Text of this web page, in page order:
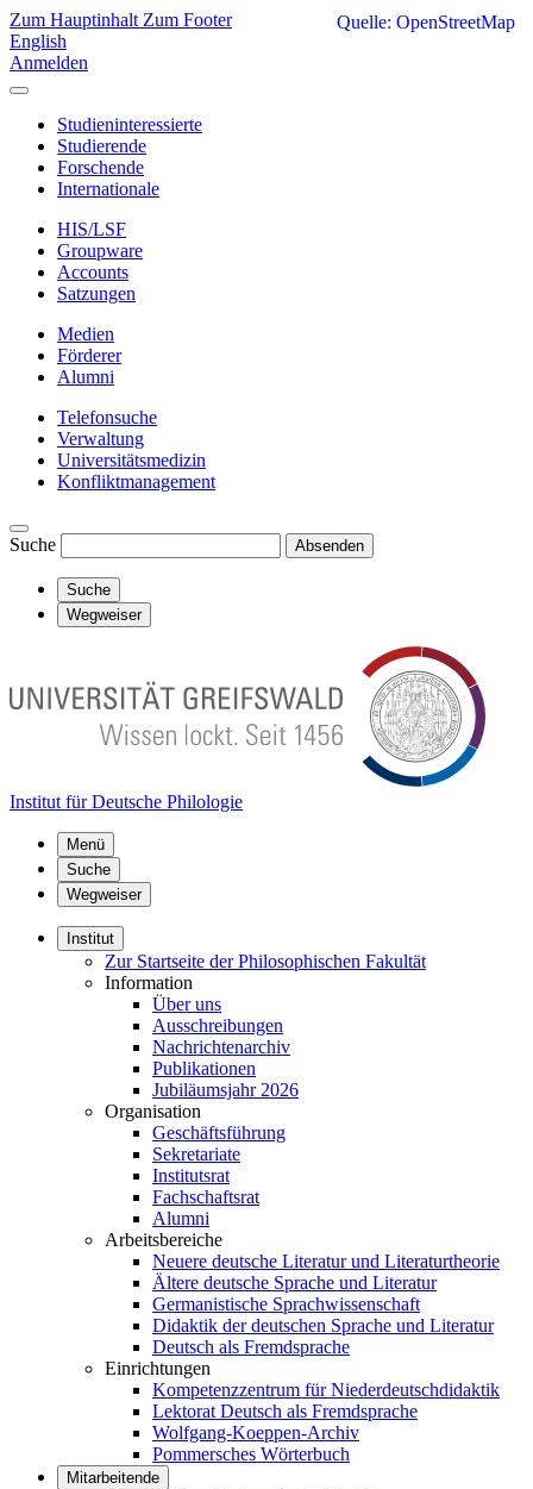
Zum Hauptinhalt Zum Footer
English
Anmelden
Studieninteressierte
Studierende
Forschende
Internationale
HIS/LSF
Groupware
Accounts
Satzungen
Medien
Förderer
Alumni
Telefonsuche
Verwaltung
Universitätsmedizin
Konfliktmanagement
Suche Absenden
Suche
Wegweiser
Institut für Deutsche Philologie
Menü
Suche
Wegweiser
Institut
Zur Startseite der Philosophischen Fakultät
Information
Über uns
Ausschreibungen
Nachrichtenarchiv
Publikationen
Jubiläumsjahr 2026
Organisation
Geschäftsführung
Sekretariate
Institutsrat
Fachschaftsrat
Alumni
Arbeitsbereiche
Neuere deutsche Literatur und Literaturtheorie
Ältere deutsche Sprache und Literatur
Germanistische Sprachwissenschaft
Didaktik der deutschen Sprache und Literatur
Deutsch als Fremdsprache
Einrichtungen
Kompetenzzentrum für Niederdeutschdidaktik
Lektorat Deutsch als Fremdsprache
Wolfgang-Koeppen-Archiv
Pommersches Wörterbuch
Mitarbeitende
Quelle: OpenStreetMap